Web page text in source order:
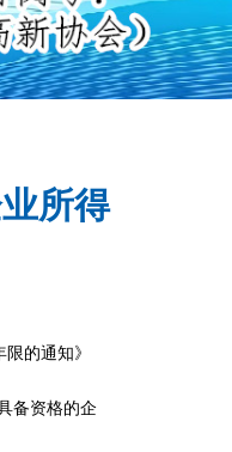
所得
的通知》
备资格的企